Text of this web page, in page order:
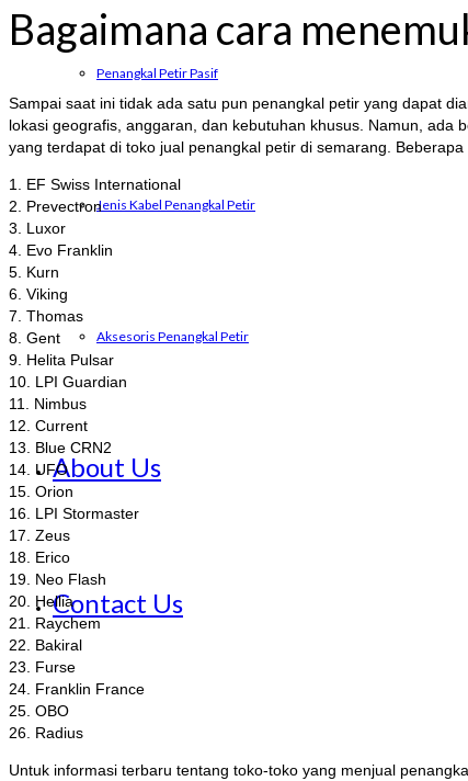
Penangkal Petir Pasif
Jenis Kabel Penangkal Petir
Aksesoris Penangkal Petir
About Us
Contact Us
Bagaimana cara
Sampai saat ini tidak ada satu pun penangkal petir yang dapat
lokasi geografis, anggaran, dan kebutuhan khusus. Namun, ada
yang terdapat di toko jual penangkal petir di semarang.
1. EF Swiss International
2. Prevectron
3. Luxor
4. Evo Franklin
5. Kurn
6. Viking
7. Thomas
8. Gent
9. Helita Pulsar
10. LPI Guardian
11. Nimbus
12. Current
13. Blue CRN2
14. UFO
15. Orion
16. LPI Stormaster
17. Zeus
18. Erico
19. Neo Flash
20. Hellia
21. Raychem
22. Bakiral
23. Furse
24. Franklin France
25. OBO
26. Radius
Untuk informasi terbaru tentang toko-toko yang menjual